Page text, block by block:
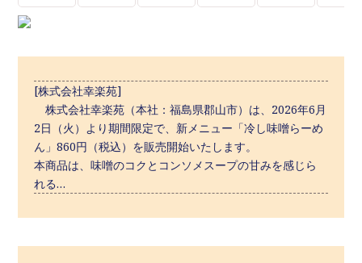
[株式会社幸楽苑]
株式会社幸楽苑（本社：福島県郡山市）は、2026年6月
2日（火）より期間限定で、新メニュー「冷し味噌らーめ
ん」860円（税込）を販売開始いたします。
本商品は、味噌のコクとコンソメスープの甘みを感じら
れる…